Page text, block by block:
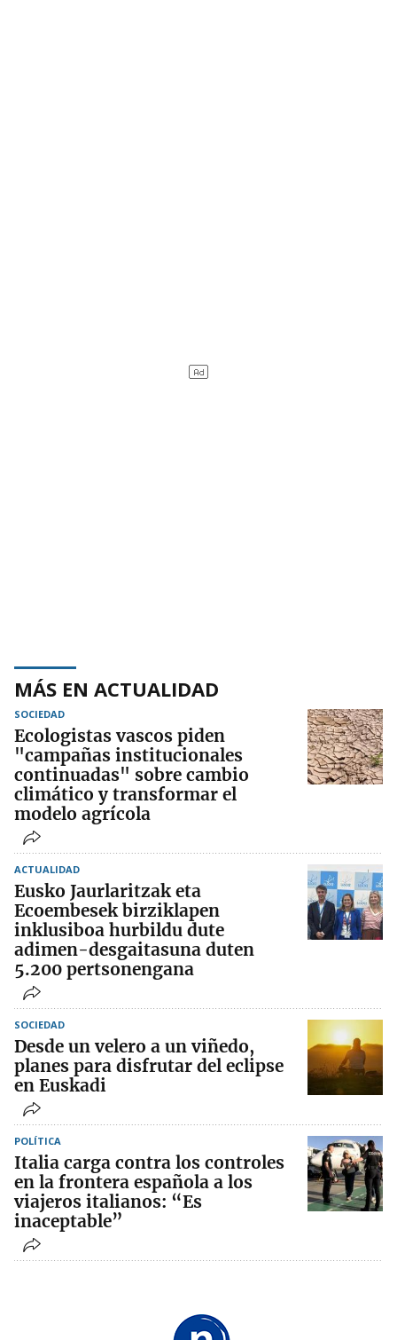
MÁS EN ACTUALIDAD
SOCIEDAD
Ecologistas vascos piden
"campañas institucionales
continuadas" sobre cambio
climático y transformar el
modelo agrícola
ACTUALIDAD
Eusko Jaurlaritzak eta
Ecoembesek birziklapen
inklusiboa hurbildu dute
adimen-desgaitasuna duten
5.200 pertsonengana
SOCIEDAD
Desde un velero a un viñedo,
planes para disfrutar del eclipse
en Euskadi
POLÍTICA
Italia carga contra los controles
en la frontera española a los
viajeros italianos: “Es
inaceptable”